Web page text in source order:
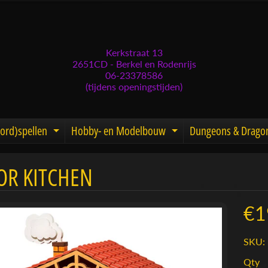
Kerkstraat 13
2651CD - Berkel en Rodenrijs
06-23378586
(tijdens openingstijden)
child menuExpand child menu
Hobby- en Modelbouw Expand child
Dungeons &
KITCHEN
SKU:
Qty